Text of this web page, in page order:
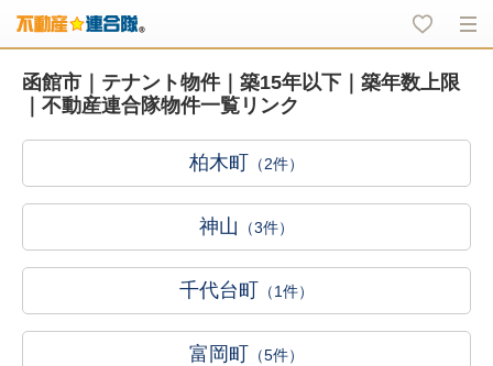
函館市｜テナント物件｜築15年以下｜築年数上限
｜不動産連合隊物件一覧リンク
柏木町 （2件）
神山 （3件）
千代台町 （1件）
富岡町 （5件）